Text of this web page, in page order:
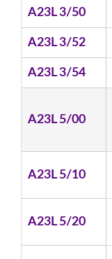
A23L 3/50
A23L 3/52
A23L 3/54
A23L 5/00
A23L 5/10
A23L 5/20